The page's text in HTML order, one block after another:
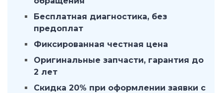
Бесплатная диагностика, без
предоплат
Фиксированная честная цена
Оригинальные запчасти, гарантия до
2 лет
Скидка 20% при оформлении заявки с